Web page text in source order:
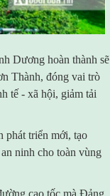
Dương hoàn thành sẽ
Thành, đóng vai trò
tế - xã hội, giảm tải
phát triển mới, tạo
ninh cho toàn vùng
cao tốc mà Đảng